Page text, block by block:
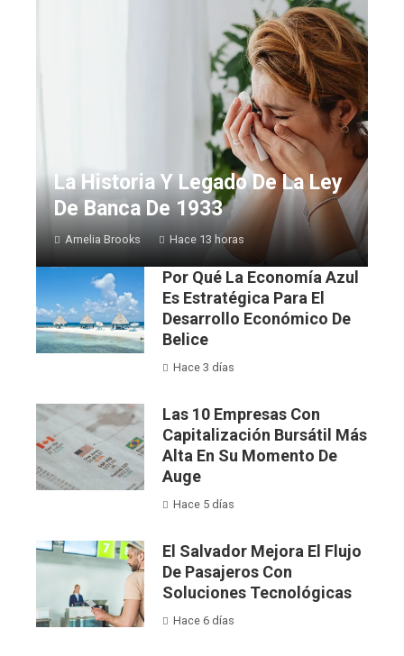
La Historia Y Legado De La Ley
De Banca De 1933
Amelia Brooks Hace 13 horas
Por Qué La Economía Azul
Es Estratégica Para El
Desarrollo Económico De
Belice
Hace 3 días
Las 10 Empresas Con
Capitalización Bursátil Más
Alta En Su Momento De
Auge
Hace 5 días
El Salvador Mejora El Flujo
De Pasajeros Con
Soluciones Tecnológicas
Hace 6 días